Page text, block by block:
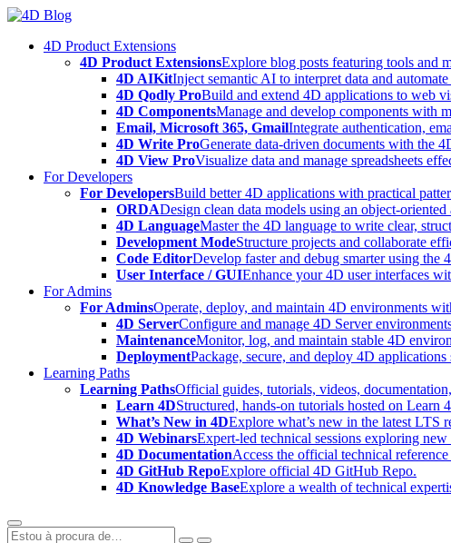
Skip
content4D Product Extensions
4D Product ExtensionsExplore blog posts featuring tools and
4D AIKitInject semantic AI to interpret data and automate
4D Qodly ProBuild and extend 4D applications to web
4D ComponentsManage and develop components with
Email, Microsoft 365, GmailIntegrate authentication,
4D Write ProGenerate data-driven documents with the
4D View ProVisualize data and manage spreadsheets
For Developers
For DevelopersBuild better 4D applications with practical
ORDADesign clean data models using an object-
4D LanguageMaster the 4D language to write clear,
Development ModeStructure projects and collaborate
Code EditorDevelop faster and debug smarter using the
User Interface / GUIEnhance your 4D user interfaces
For Admins
For AdminsOperate, deploy, and maintain 4D environments
4D ServerConfigure and manage 4D Server
MaintenanceMonitor, log, and maintain stable 4D
DeploymentPackage, secure, and deploy 4D applications
Learning Paths
Learning PathsOfficial guides, tutorials, videos,
Learn 4DStructured, hands-on tutorials hosted on Learn
What’s New in 4DExplore what’s new in the latest LTS
4D WebinarsExpert-led technical sessions exploring
4D DocumentationAccess the official technical
4D GitHub RepoExplore official 4D GitHub Repo.
4D Knowledge BaseExplore a wealth of technical